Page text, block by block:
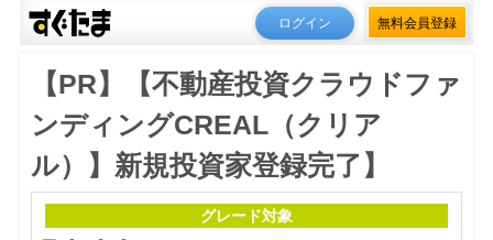
ログイン 無料会員登録
【PR】【不動産投資クラウドファ
ンディングCREAL（クリア
ル）】新規投資家登録完了】
グレード対象